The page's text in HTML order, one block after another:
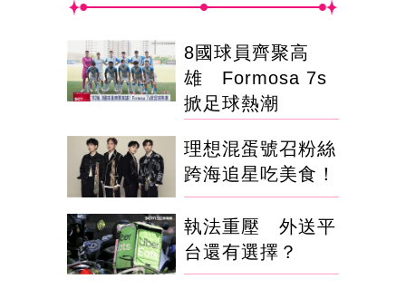
8國球員齊聚高
雄 Formosa 7s
掀足球熱潮
理想混蛋號召粉絲
跨海追星吃美食！
執法重壓 外送平
台還有選擇？